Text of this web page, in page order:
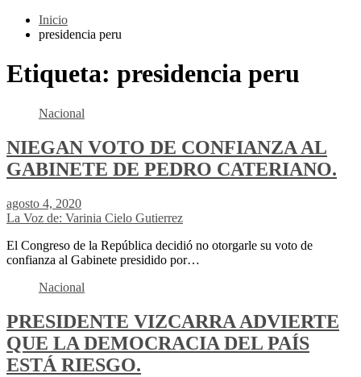
Inicio
presidencia peru
Etiqueta: presidencia peru
Nacional
NIEGAN VOTO DE CONFIANZA AL
GABINETE DE PEDRO CATERIANO.
agosto 4, 2020
La Voz de: Varinia Cielo Gutierrez
El Congreso de la República decidió no otorgarle su voto de
confianza al Gabinete presidido por…
Nacional
PRESIDENTE VIZCARRA ADVIERTE
QUE LA DEMOCRACIA DEL PAÍS
ESTÁ RIESGO.